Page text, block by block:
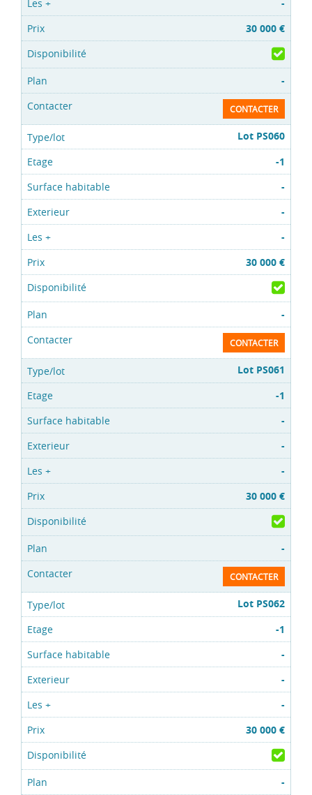
-
30 000 €
-
CONTACTER
Lot PS060
-1
-
-
-
30 000 €
-
CONTACTER
Lot PS061
-1
-
-
-
30 000 €
-
CONTACTER
Lot PS062
-1
-
-
-
30 000 €
-